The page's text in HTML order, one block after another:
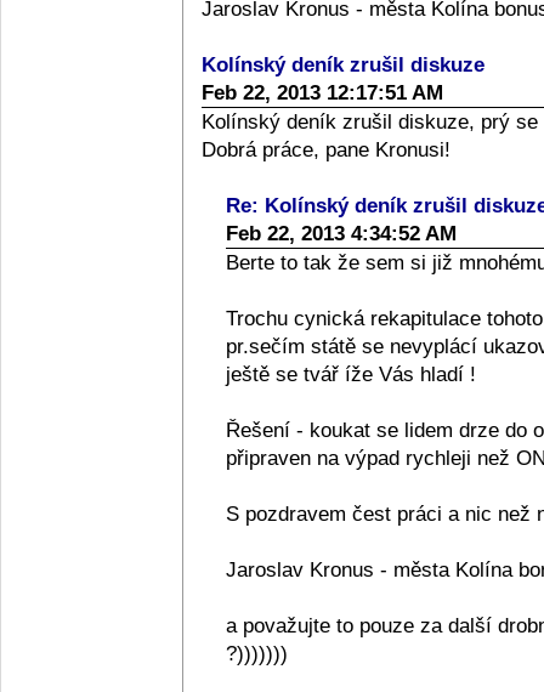
Jaroslav Kronus - města Kolína
Kolínský deník zrušil diskuze
Feb 22, 2013 12:17:51 AM
Kolínský deník zrušil diskuze, prý se
Dobrá práce, pane Kronusi!
Re: Kolínský deník zrušil
Feb 22, 2013 4:34:52 AM
Berte to tak že sem si již
Trochu cynická rekapitulace
pr.sečím státě se nevyplácí
ještě se tvář íže Vás hladí !
Řešení - koukat se lidem drze do
připraven na výpad rychleji než
S pozdravem čest práci a nic než
Jaroslav Kronus - města Kolína
a považujte to pouze za další
?)))))))